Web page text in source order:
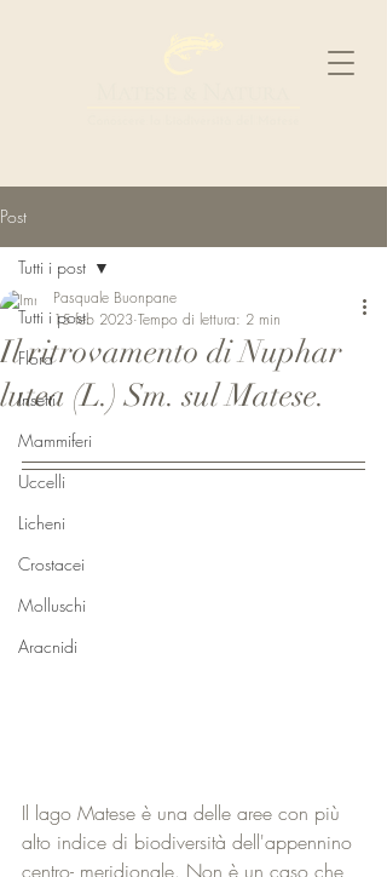
Post
Tutti i post
Flora
Insetti
Mammiferi
Uccelli
Licheni
Crostacei
Molluschi
Aracnidi
Tutti i post
Il ritrovamento di Nuphar
lutea (L.) Sm. sul Matese.
Pasquale Buonpane
15 feb 2023 Tempo di lettura: 2 min
Il lago Matese è una delle aree con più
alto indice di biodiversità dell'appennino
centro- meridionale. Non è un caso che